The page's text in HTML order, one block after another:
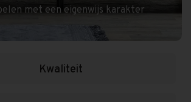
met een eigenwijs karakter
Kwaliteit